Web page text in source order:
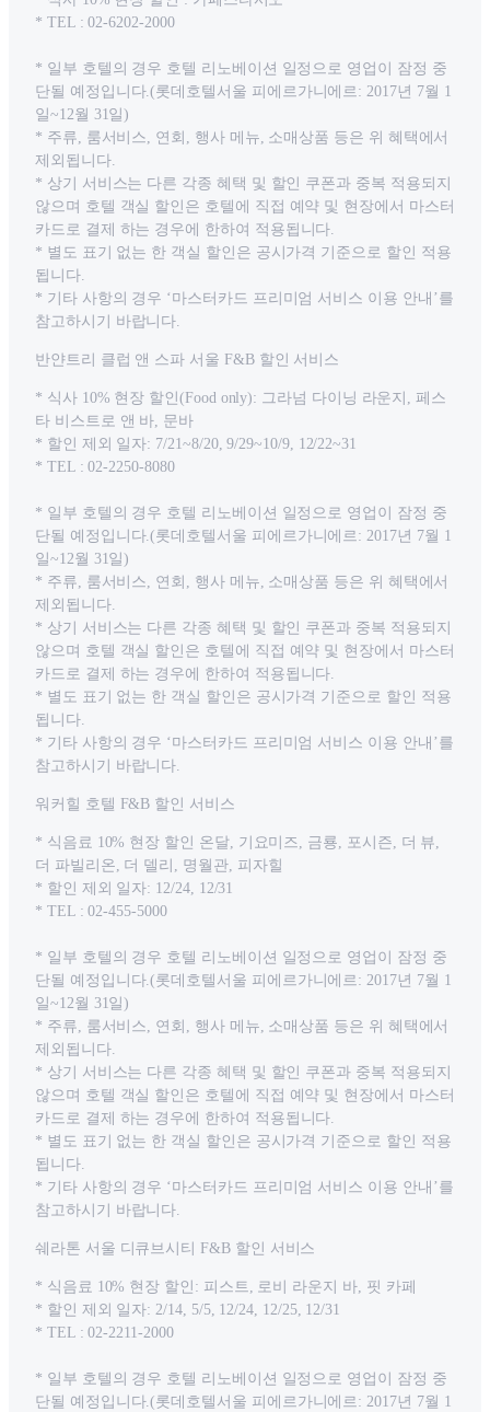
* TEL : 02-6202-2000
* 일부 호텔의 경우 호텔 리노베이션 일정으로 영업이 잠정 중
단될 예정입니다.(롯데호텔서울 피에르가니에르: 2017년 7월 1
일~12월 31일)
* 주류, 룸서비스, 연회, 행사 메뉴, 소매상품 등은 위 혜택에서
제외됩니다.
* 상기 서비스는 다른 각종 혜택 및 할인 쿠폰과 중복 적용되지
않으며 호텔 객실 할인은 호텔에 직접 예약 및 현장에서 마스터
카드로 결제 하는 경우에 한하여 적용됩니다.
* 별도 표기 없는 한 객실 할인은 공시가격 기준으로 할인 적용
됩니다.
* 기타 사항의 경우 ‘마스터카드 프리미엄 서비스 이용 안내’를
참고하시기 바랍니다.
반얀트리 클럽 앤 스파 서울 F&B 할인 서비스
* 식사 10% 현장 할인(Food only): 그라넘 다이닝 라운지, 페스
타 비스트로 앤 바, 문바
* 할인 제외 일자: 7/21~8/20, 9/29~10/9, 12/22~31
* TEL : 02-2250-8080
* 일부 호텔의 경우 호텔 리노베이션 일정으로 영업이 잠정 중
단될 예정입니다.(롯데호텔서울 피에르가니에르: 2017년 7월 1
일~12월 31일)
* 주류, 룸서비스, 연회, 행사 메뉴, 소매상품 등은 위 혜택에서
제외됩니다.
* 상기 서비스는 다른 각종 혜택 및 할인 쿠폰과 중복 적용되지
않으며 호텔 객실 할인은 호텔에 직접 예약 및 현장에서 마스터
카드로 결제 하는 경우에 한하여 적용됩니다.
* 별도 표기 없는 한 객실 할인은 공시가격 기준으로 할인 적용
됩니다.
* 기타 사항의 경우 ‘마스터카드 프리미엄 서비스 이용 안내’를
참고하시기 바랍니다.
워커힐 호텔 F&B 할인 서비스
* 식음료 10% 현장 할인 온달, 기요미즈, 금룡, 포시즌, 더 뷰,
더 파빌리온, 더 델리, 명월관, 피자힐
* 할인 제외 일자: 12/24, 12/31
* TEL : 02-455-5000
* 일부 호텔의 경우 호텔 리노베이션 일정으로 영업이 잠정 중
단될 예정입니다.(롯데호텔서울 피에르가니에르: 2017년 7월 1
일~12월 31일)
* 주류, 룸서비스, 연회, 행사 메뉴, 소매상품 등은 위 혜택에서
제외됩니다.
* 상기 서비스는 다른 각종 혜택 및 할인 쿠폰과 중복 적용되지
않으며 호텔 객실 할인은 호텔에 직접 예약 및 현장에서 마스터
카드로 결제 하는 경우에 한하여 적용됩니다.
* 별도 표기 없는 한 객실 할인은 공시가격 기준으로 할인 적용
됩니다.
* 기타 사항의 경우 ‘마스터카드 프리미엄 서비스 이용 안내’를
참고하시기 바랍니다.
쉐라톤 서울 디큐브시티 F&B 할인 서비스
* 식음료 10% 현장 할인: 피스트, 로비 라운지 바, 핏 카페
* 할인 제외 일자: 2/14, 5/5, 12/24, 12/25, 12/31
* TEL : 02-2211-2000
* 일부 호텔의 경우 호텔 리노베이션 일정으로 영업이 잠정 중
단될 예정입니다.(롯데호텔서울 피에르가니에르: 2017년 7월 1